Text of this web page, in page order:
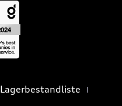
Lagerbestandliste